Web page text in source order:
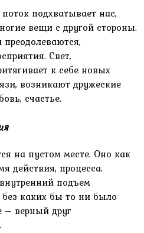
подхватывает нас,
вещи с другой стороны.
преодолеваются,
Свет,
к себе новых
возникают дружеские
счастье.
на пустом месте. Оно как
действия, процесса.
подъем
без каких бы то ни было
– верный друг